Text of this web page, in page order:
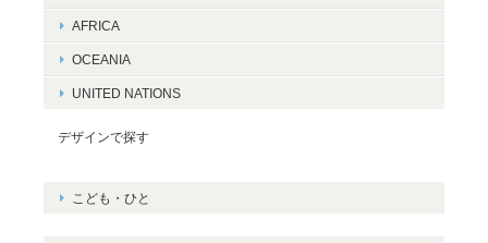
AFRICA
OCEANIA
UNITED NATIONS
デザインで探す
こども・ひと